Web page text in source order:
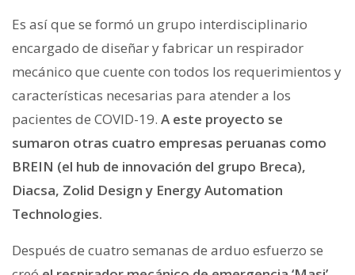
Es así que se formó un grupo interdisciplinario
encargado de diseñar y fabricar un respirador
mecánico que cuente con todos los requerimientos y
características necesarias para atender a los
pacientes de COVID-19. A este proyecto se
sumaron otras cuatro empresas peruanas como
BREIN (el hub de innovación del grupo Breca),
Diacsa, Zolid Design y Energy Automation
Technologies.
Después de cuatro semanas de arduo esfuerzo se